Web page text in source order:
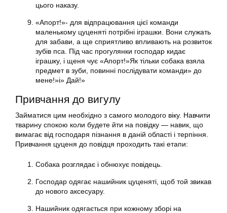
цього наказу.
«Апорт!»- для відпрацювання цієї команди
маленькому цуценяті потрібні іграшки. Вони служать
для забави, а ще сприятливо впливають на розвиток
зубів пса. Під час прогулянки господар кидає
іграшку, і щеня чує «Апорт!»Як тільки собака взяла
предмет в зуби, повинні послідувати команди» до
мене!»і» Дай!»
Привчання до вигулу
Займатися цим необхідно з самого молодого віку. Навчити
тварину спокою коли будете йти на повідку — навик, що
вимагає від господаря пізнання в даній області і терпіння.
Привчання цуценя до повідця проходить такі етапи:
Собака розглядає і обнюхує повідець.
Господар одягає нашийник цуценяті, щоб той звикав
до нового аксесуару.
Нашийник одягається при кожному зборі на